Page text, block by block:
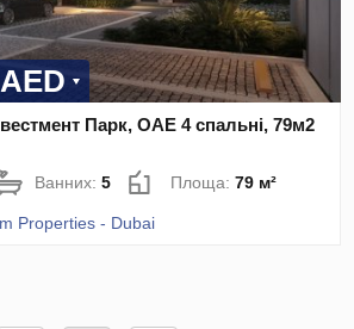
Парк, ОАЕ 4 спальні, 79м2
Ванних:5 Площа:79 м²
Properties - Dubai